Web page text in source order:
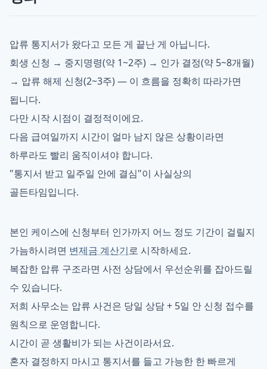
압류 통지서가 왔다고 모든 게 끝난 게 아닙니다.
회생 신청 → 중지명령(약 1~2주) → 인가 결정(약 5~8개월)
→ 압류 해제 신청(2~3주) — 이 흐름을 정확히 따라가면
됩니다.
다만 시작 시점이 결정적이에요.
다음 급여일까지 시간이 얼마 남지 않은 상황이라면
하루라도 빨리 움직이셔야 합니다.
"통지서 받고 일주일 안에 결심"이 사실상의
골든타임입니다.
본인 케이스에 신청부터 인가까지 어느 정도 기간이 걸릴지
가늠하시려면 변제금 계산기로 시작하세요.
복잡한 압류 구조라면 사전 상담에서 우선순위를 잡아드릴
수 있습니다.
저희 사무소는 압류 사건은 당일 상담 + 5일 안 신청 접수를
원칙으로 운영합니다.
시간이 곧 생활비가 되는 사건이라서요.
혼자 결정하지 마시고 통지서를 들고 가능한 한 빠르게